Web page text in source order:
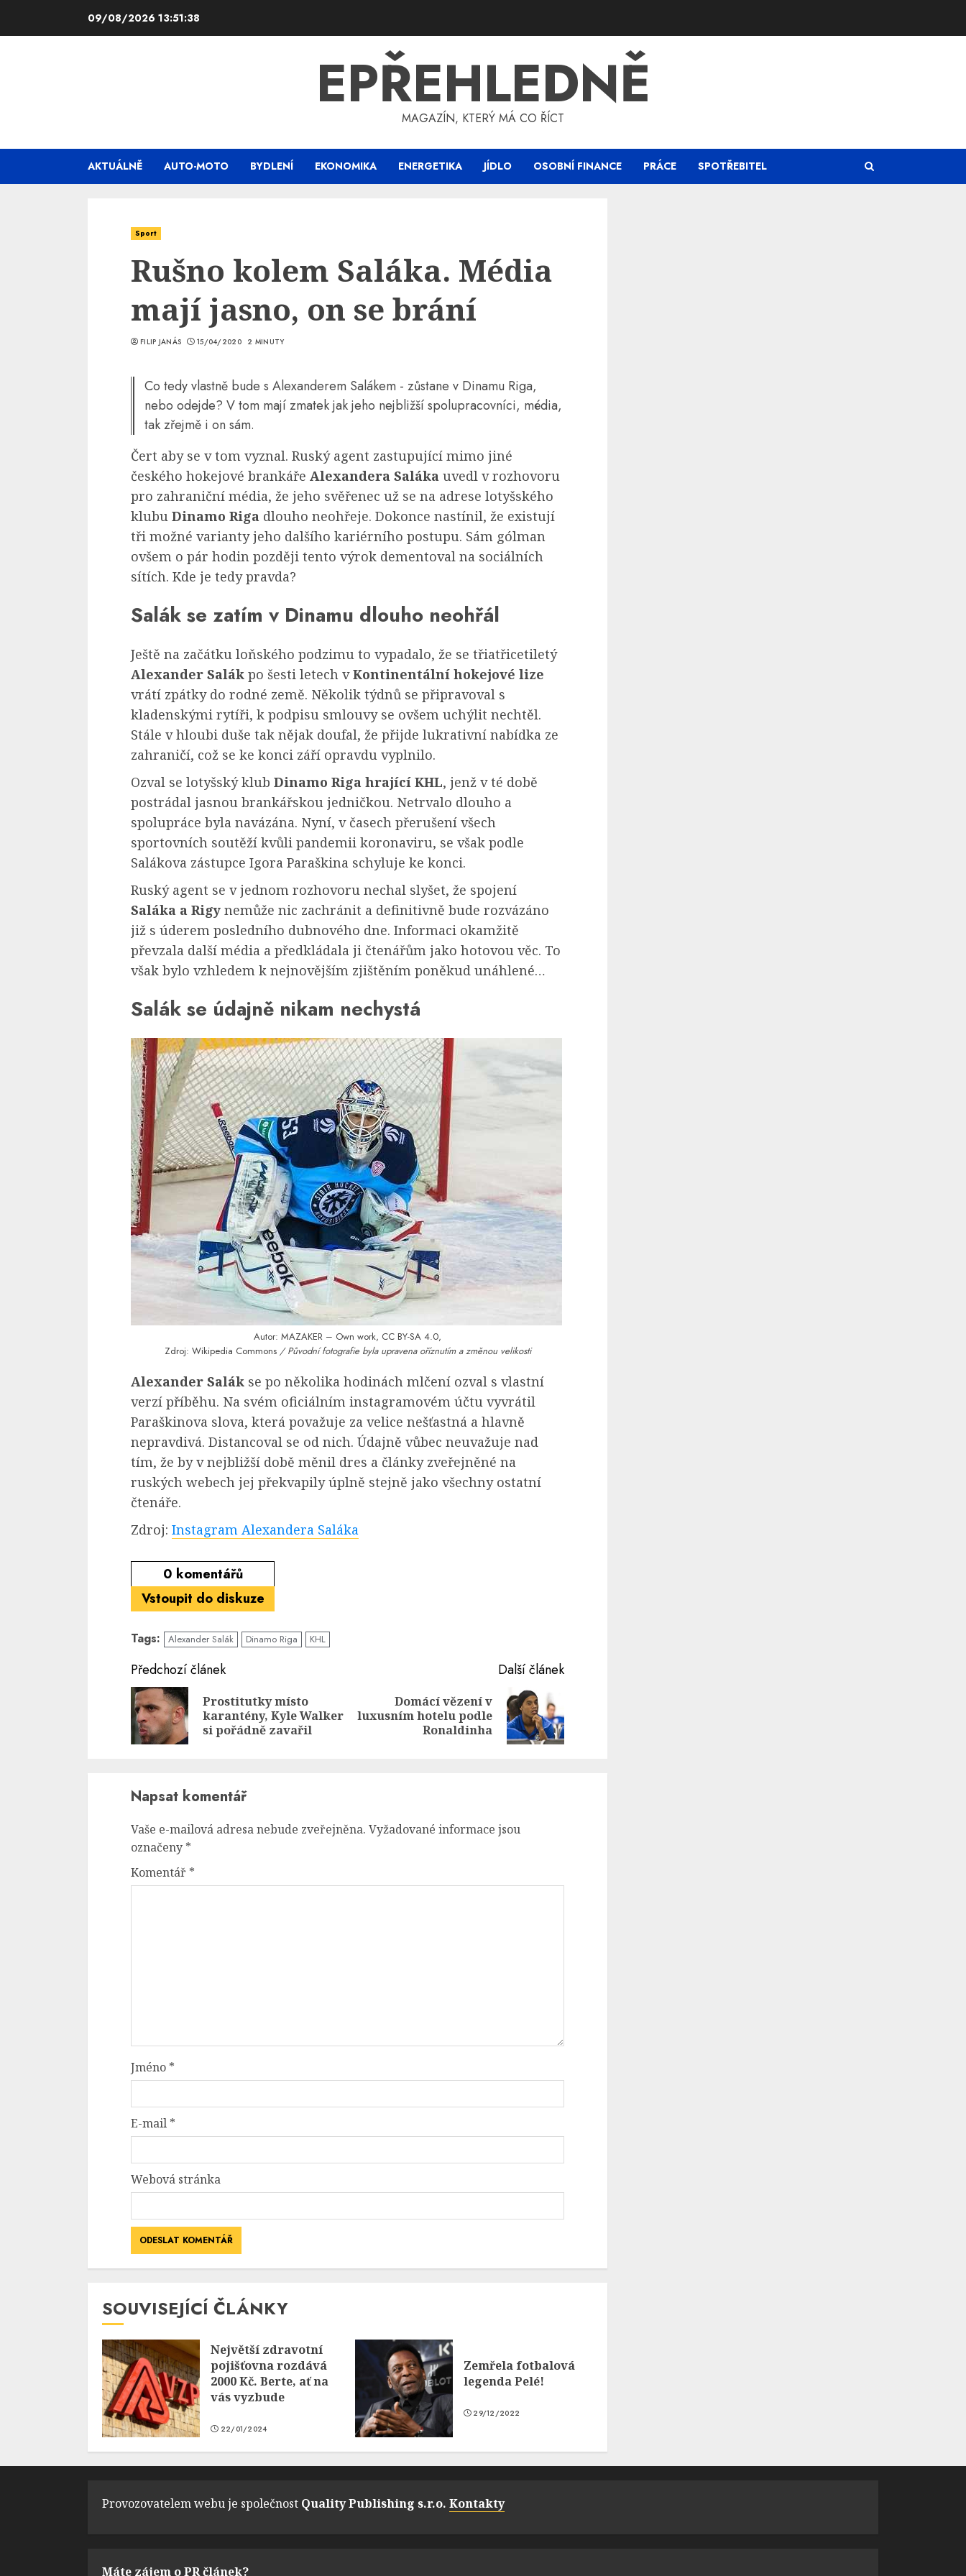
09/08/2026 13:51:39
EPŘEHLEDNĚ
MAGAZÍN, KTERÝ MÁ CO ŘÍCT
AKTUÁLNĚ AUTO-MOTO BYDLENÍ EKONOMIKA ENERGETIKA JÍDLO OSOBNÍ FINANCE PRÁCE SPOTŘEBITEL
Sport
Rušno kolem Saláka. Média
mají jasno, on se brání
FILIP JANÁS 15/04/2020 2 MINUTY
Co tedy vlastně bude s Alexanderem Salákem - zůstane v Dinamu Riga,
nebo odejde? V tom mají zmatek jak jeho nejbližší spolupracovníci, média,
tak zřejmě i on sám.
Čert aby se v tom vyznal. Ruský agent zastupující mimo jiné
českého hokejové brankáře Alexandera Saláka uvedl v rozhovoru
pro zahraniční média, že jeho svěřenec už se na adrese lotyšského
klubu Dinamo Riga dlouho neohřeje. Dokonce nastínil, že existují
tři možné varianty jeho dalšího kariérního postupu. Sám gólman
ovšem o pár hodin později tento výrok dementoval na sociálních
sítích. Kde je tedy pravda?
Salák se zatím v Dinamu dlouho neohřál
Ještě na začátku loňského podzimu to vypadalo, že se třiatřicetiletý
Alexander Salák po šesti letech vKontinentální hokejové lize
vrátí zpátky do rodné země. Několik týdnů se připravoval s
kladenskými rytíři, k podpisu smlouvy se ovšem uchýlit nechtěl.
Stále v hloubi duše tak nějak doufal, že přijde lukrativní nabídka ze
zahraničí, což se ke konci září opravdu vyplnilo.
Ozval se lotyšský klub Dinamo Riga hrající KHL, jenž v té době
postrádal jasnou brankářskou jedničkou. Netrvalo dlouho a
spolupráce byla navázána. Nyní, v časech přerušení všech
sportovních soutěží kvůli pandemii koronaviru, se však podle
Salákova zástupce Igora Paraškina schyluje ke konci.
Ruský agent se v jednom rozhovoru nechal slyšet, že spojení
Saláka a Rigy nemůže nic zachránit a definitivně bude rozvázáno
již s úderem posledního dubnového dne. Informaci okamžitě
převzala další média a předkládala ji čtenářům jako hotovou věc. To
však bylo vzhledem k nejnovějším zjištěním poněkud unáhlené…
Salák se údajně nikam nechystá
Autor:MAZAKER – Own work, CC BY-SA 4.0,
Zdroj: Wikipedia Commons / Původní fotografie byla upravena oříznutím a změnou velikosti
Alexander Salák se po několika hodinách mlčení ozval s vlastní
verzí příběhu. Na svém oficiálním instagramovém účtu vyvrátil
Paraškinova slova, která považuje za velice nešťastná a hlavně
nepravdivá. Distancoval se od nich. Údajně vůbec neuvažuje nad
tím, že by v nejbližší době měnil dres a články zveřejněné na
ruských webech jej překvapily úplně stejně jako všechny ostatní
čtenáře.
Zdroj: Instagram Alexandera Saláka
0 komentářů
Vstoupit do diskuze
Tags: Alexander Salák Dinamo Riga KHL
Continue
Reading
Předchozí článek
Previous
Prostitutky místo
karantény, Kyle Walker
si pořádně zavařil
Další článek
Next
Domácí vězení v
luxusním hotelu podle
Ronaldinha
Napsat komentář
Vaše e-mailová adresa nebude zveřejněna. Vyžadované informace jsou
označeny *
Komentář *
Jméno *
E-mail *
Webová stránka
SOUVISEJÍCÍ ČLÁNKY
Největší zdravotní
pojišťovna rozdává
2000 Kč. Berte, ať na
vás vyzbude
22/01/2024
Zemřela fotbalová
legenda Pelé!
29/12/2022
Provozovatelem webu je společnost Quality Publishing s.r.o. Kontakty
Máte zájem o PR článek?